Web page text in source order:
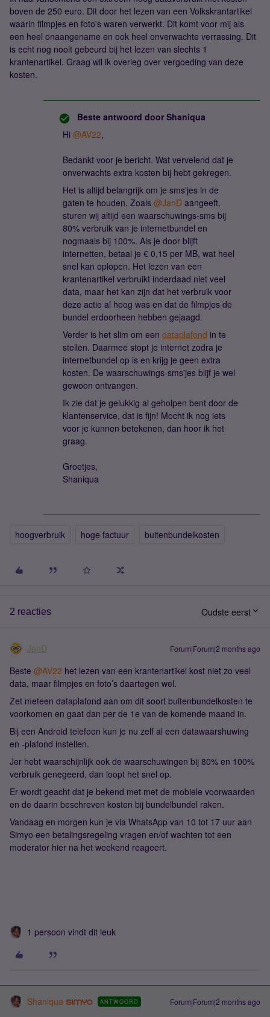
boven de 250 euro. Dit door het lezen van een Volkskrantartikel
waarin filmpjes en foto's waren verwerkt. Dit komt voor mij als
een heel onaangename en ook heel onverwachte verrassing. Dit
is echt nog nooit gebeurd bij het lezen van slechts 1
krantenartikel. Graag wil ik overleg over vergoeding van deze
kosten.
Beste antwoord door Shaniqua
Hi ​ @AV22,
Bedankt voor je bericht. Wat vervelend dat je
onverwachts extra kosten bij hebt gekregen.
Het is altijd belangrijk om je sms'jes in de
gaten te houden. Zoals ​ @JanD aangeeft,
sturen wij altijd een waarschuwings-sms bij
80% verbruik van je internetbundel en
nogmaals bij 100%. Als je door blijft
internetten, betaal je € 0,15 per MB, wat heel
snel kan oplopen. Het lezen van een
krantenartikel verbruikt inderdaad niet veel
data, maar het kan zijn dat het verbruik voor
deze actie al hoog was en dat de filmpjes de
bundel erdoorheen hebben gejaagd.
Verder is het slim om een dataplafond in te
stellen. Daarmee stopt je internet zodra je
internetbundel op is en krijg je geen extra
kosten. De waarschuwings-sms'jes blijf je wel
gewoon ontvangen.
Ik zie dat je gelukkig al geholpen bent door de
klantenservice, dat is fijn! Mocht ik nog iets
voor je kunnen betekenen, dan hoor ik het
graag.
Groetjes,
Shaniqua
hoogverbruik hoge factuur buitenbundelkosten
2 reacties Oudste eerst
JanD Forum|Forum|2 months ago
Beste ​ @AV22 het lezen van een krantenartikel kost niet zo veel
data, maar filmpjes en foto’s daartegen wel.
Zet meteen dataplafond aan om dit soort buitenbundelkosten te
voorkomen en gaat dan per de 1e van de komende maand in.
Bij een Android telefoon kun je nu zelf al een datawaarshuwing
en -plafond instellen.
Jer hebt waarschijnlijk ook de waarschuwingen bij 80% en 100%
verbruik genegeerd, dan loopt het snel op.
Er wordt geacht dat je bekend met met de mobiele voorwaarden
en de daarin beschreven kosten bij bundelbundel raken.
Vandaag en morgen kun je via WhatsApp van 10 tot 17 uur aan
Simyo een betalingsregeling vragen en/of wachten tot een
moderator hier na het weekend reageert.
1 persoon vindt dit leuk
Shaniqua ANTWOORD Forum|Forum|2 months ago